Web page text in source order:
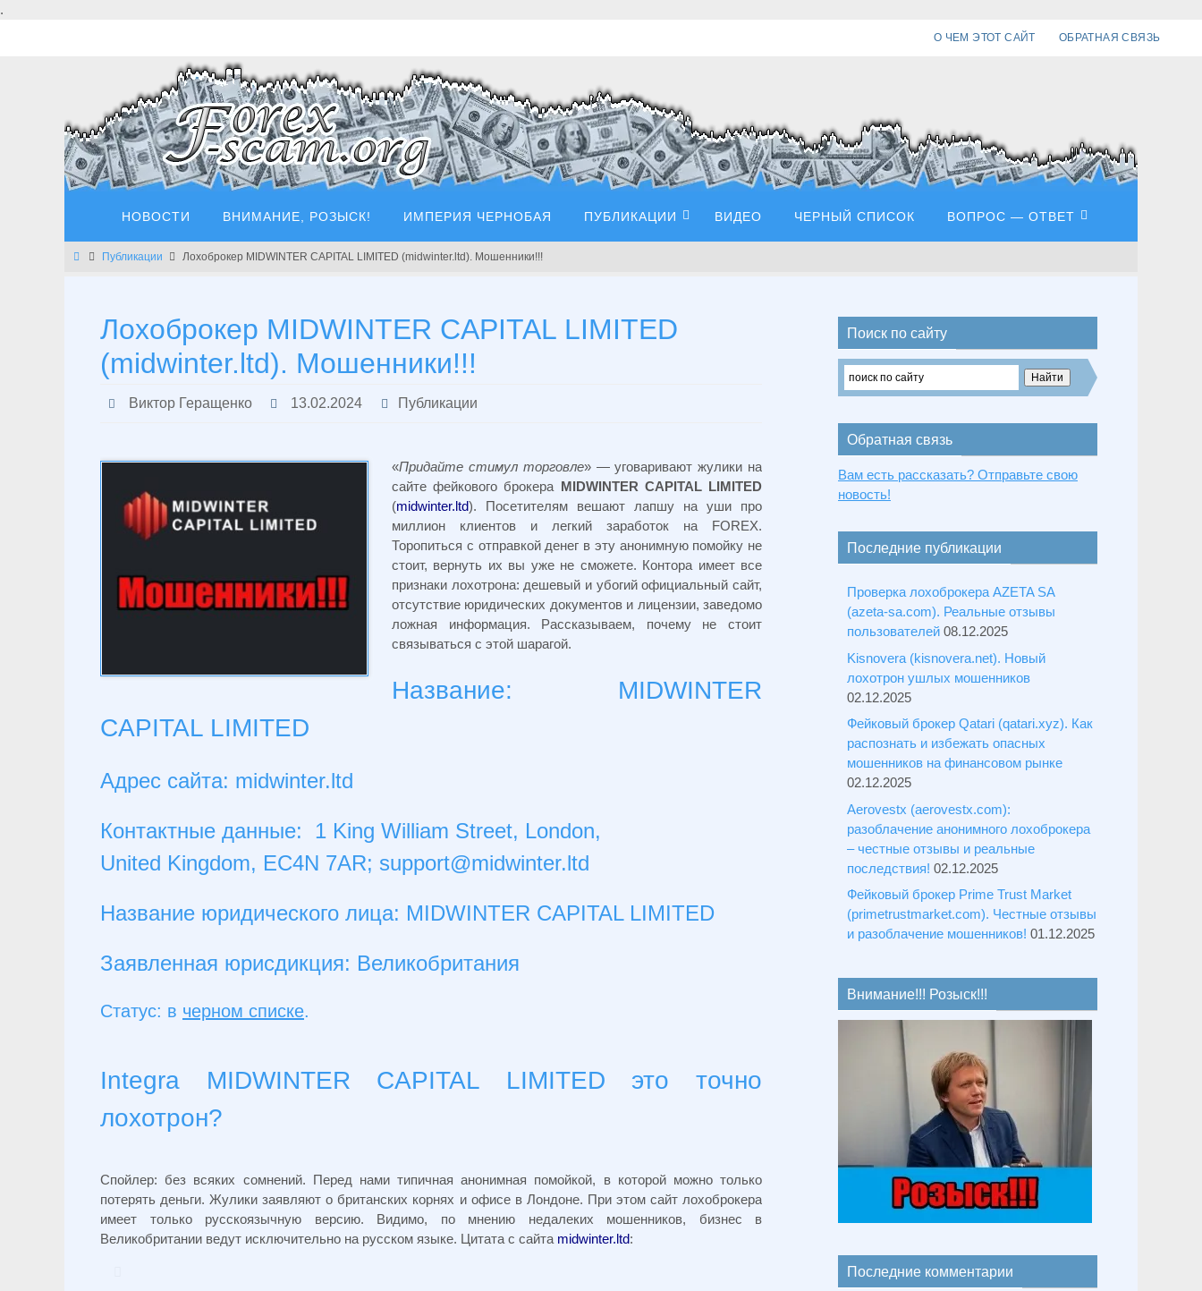
.
О ЧЕМ ЭТОТ САЙТ ОБРАТНАЯ СВЯЗЬ
НОВОСТИ ВНИМАНИЕ, РОЗЫСК! ИМПЕРИЯ ЧЕРНОБАЯ ПУБЛИКАЦИИ ВИДЕО ЧЕРНЫЙ СПИСОК ВОПРОС — ОТВЕТ
Главная
Публикации Лохоброкер MIDWINTER CAPITAL LIMITED (midwinter.ltd). Мошенники!!!
Лохоброкер MIDWINTER CAPITAL LIMITED
(midwinter.ltd). Мошенники!!!
Виктор Геращенко 13.02.2024 Публикации
«Придайте стимул торговле» — уговаривают жулики на
сайте фейкового брокера MIDWINTER CAPITAL LIMITED
(midwinter.ltd). Посетителям вешают лапшу на уши про
миллион клиентов и легкий заработок на FOREX.
Торопиться с отправкой денег в эту анонимную помойку не
стоит, вернуть их вы уже не сможете. Контора имеет все
признаки лохотрона: дешевый и убогий официальный сайт,
отсутствие юридических документов и лицензии, заведомо
ложная информация. Рассказываем, почему не стоит
связываться с этой шарагой.
Название: MIDWINTER
CAPITAL LIMITED
Адрес сайта: midwinter.ltd
Контактные данные: 1 King William Street, London,
United Kingdom, EC4N 7AR; support@midwinter.ltd
Название юридического лица: MIDWINTER CAPITAL LIMITED
Заявленная юрисдикция: Великобритания
Статус: в черном списке.
Integra MIDWINTER CAPITAL LIMITED это точно
лохотрон?
Спойлер: без всяких сомнений. Перед нами типичная анонимная помойкой, в которой можно только
потерять деньги. Жулики заявляют о британских корнях и офисе в Лондоне. При этом сайт лохоброкера
имеет только русскоязычную версию. Видимо, по мнению недалеких мошенников, бизнес в
Великобритании ведут исключительно на русском языке. Цитата с сайта midwinter.ltd:
Поиск по сайту
Обратная связь
Вам есть рассказать? Отправьте свою
новость!
Последние публикации
Проверка лохоброкера AZETA SA
(azeta-sa.com). Реальные отзывы
пользователей 08.12.2025
Kisnovera (kisnovera.net). Новый
лохотрон ушлых мошенников
02.12.2025
Фейковый брокер Qatari (qatari.xyz). Как
распознать и избежать опасных
мошенников на финансовом рынке
02.12.2025
Aerovestx (aerovestx.com):
разоблачение анонимного лохоброкера
– честные отзывы и реальные
последствия! 02.12.2025
Фейковый брокер Prime Trust Market
(primetrustmarket.com). Честные отзывы
и разоблачение мошенников! 01.12.2025
Внимание!!! Розыск!!!
Последние комментарии